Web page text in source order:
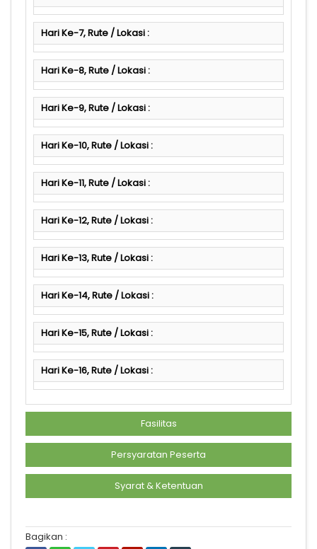
Hari Ke-7, Rute / Lokasi :
Hari Ke-8, Rute / Lokasi :
Hari Ke-9, Rute / Lokasi :
Hari Ke-10, Rute / Lokasi :
Hari Ke-11, Rute / Lokasi :
Hari Ke-12, Rute / Lokasi :
Hari Ke-13, Rute / Lokasi :
Hari Ke-14, Rute / Lokasi :
Hari Ke-15, Rute / Lokasi :
Hari Ke-16, Rute / Lokasi :
Fasilitas
Persyaratan Peserta
Syarat & Ketentuan
Bagikan :